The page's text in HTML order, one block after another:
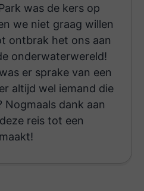
was de kers op
we niet graag willen
ontbrak het ons aan
onderwaterwereld!
er sprake van een
altijd wel iemand die
Nogmaals dank aan
reis tot een